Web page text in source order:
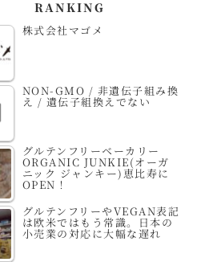
RANKING
株式会社マゴメ
NON-GMO / 非遺伝子組み換
え / 遺伝子組換えでない
グルテンフリーベーカリー
ORGANIC JUNKIE(オーガ
ニック ジャンキー)恵比寿に
OPEN！
グルテンフリーやVEGAN表記
は欧米ではもう常識。日本の
小売業の対応に大幅な遅れ